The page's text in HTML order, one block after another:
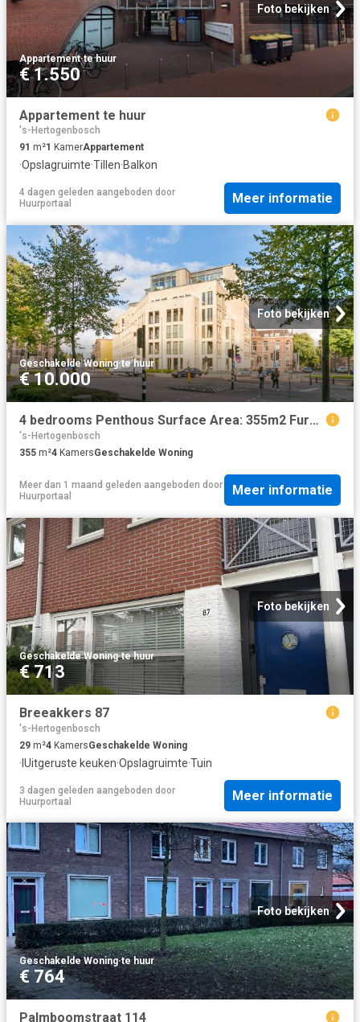
Foto bekijken
Appartement·te huur
€ 1.550
Appartement te huur
's-Hertogenbosch
91 m²1 KamerAppartement
·Opslagruimte·Tillen·Balkon
4 dagen geleden aangeboden door
Huurportaal
Meer informatie
Foto bekijken
Geschakelde Woning·te huur
€ 10.000
4 bedrooms Penthous Surface Area: 355m2 Furnished Available from: Direct
's-Hertogenbosch
355 m²4 KamersGeschakelde Woning
Meer dan 1 maand geleden aangeboden door
Huurportaal
Meer informatie
Foto bekijken
Geschakelde Woning·te huur
€ 713
Breeakkers 87
's-Hertogenbosch
29 m²4 KamersGeschakelde Woning
· IUitgeruste keuken·Opslagruimte·Tuin
3 dagen geleden aangeboden door
Huurportaal
Meer informatie
Foto bekijken
Geschakelde Woning·te huur
€ 764
Palmboomstraat 114